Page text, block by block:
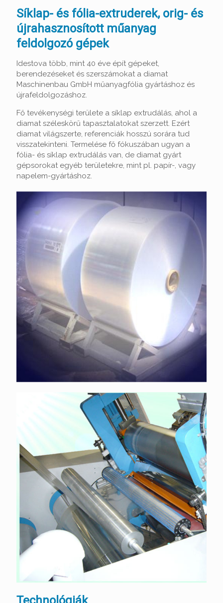
Síklap- és fólia-extruderek, orig- és
újrahasznosított műanyag
feldolgozó gépek
Idestova több, mint 40 éve épít gépeket,
berendezéseket és szerszámokat a diamat
Maschinenbau GmbH műanyagfólia gyártáshoz és
újrafeldolgozáshoz.
Fő tevékenységi területe a síklap extrudálás, ahol a
diamat széleskörű tapasztalatokat szerzett. Ezért
diamat világszerte, referenciák hosszú sorára tud
visszatekinteni. Termelése fő fókuszában ugyan a
fólia- és síklap extrudálás van, de diamat gyárt
gépsorokat egyéb területekre, mint pl. papír-, vagy
napelem-gyártáshoz.